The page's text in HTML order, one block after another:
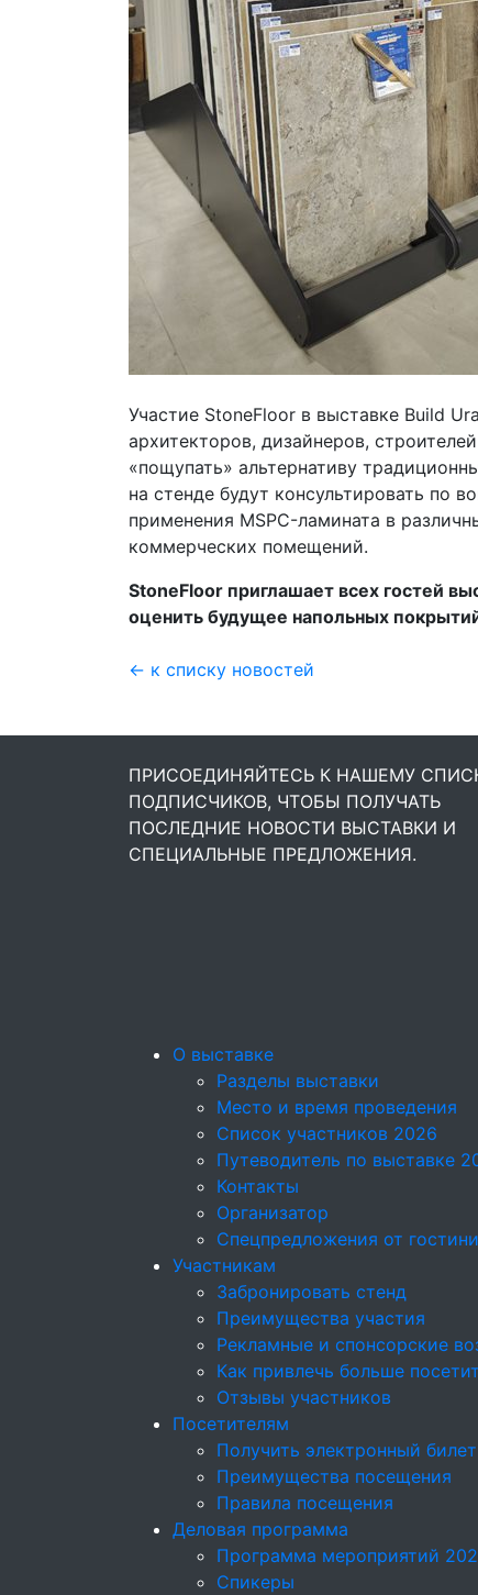
Участие StoneFloor в выставке Build
архитекторов, дизайнеров,
«пощупать» альтернативу
на стенде будут консультировать по
применения MSPC-ламината в
коммерческих помещений.
StoneFloor приглашает всех гостей
оценить будущее напольных
← к списку новостей
ПРИСОЕДИНЯЙТЕСЬ К НАШЕМУ
ПОДПИСЧИКОВ, ЧТОБЫ ПОЛУЧАТЬ
ПОСЛЕДНИЕ НОВОСТИ ВЫСТАВКИ И
СПЕЦИАЛЬНЫЕ ПРЕДЛОЖЕНИЯ.
О выставке
Разделы выставки
Место и время проведения
Список участников 2026
Путеводитель по выставке
Контакты
Организатор
Спецпредложения от
Участникам
Забронировать стенд
Преимущества участия
Рекламные и спонсорские
Как привлечь больше
Отзывы участников
Посетителям
Получить электронный билет
Преимущества посещения
Правила посещения
Деловая программа
Программа мероприятий
Спикеры